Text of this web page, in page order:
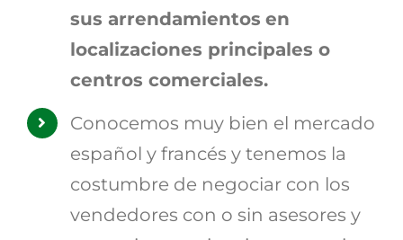
sus arrendamientos en
localizaciones principales o
centros comerciales.
Conocemos muy bien el mercado
español y francés y tenemos la
costumbre de negociar con los
vendedores con o sin asesores y